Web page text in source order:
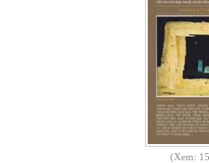
(Xem: